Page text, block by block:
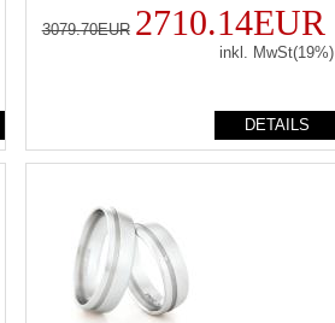
3079.70EUR 2710.14EUR
inkl. MwSt(19%)
DETAILS